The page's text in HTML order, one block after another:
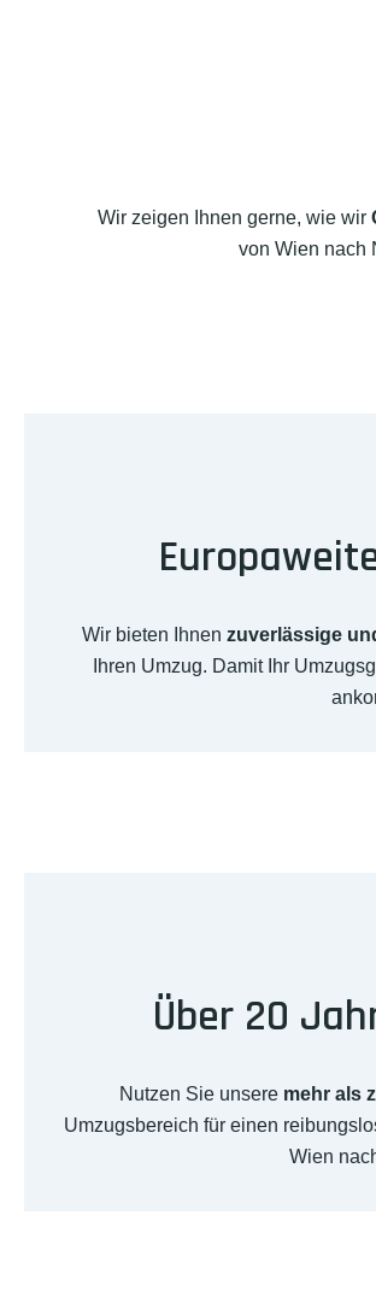
Wir zeigen Ihnen gerne, wie wir
von Wien nach
Wir bieten Ihnen zuverlässige
Ihren Umzug. Damit Ihr
Über 20
Nutzen Sie unsere mehr als
Umzugsbereich für einen
Wien